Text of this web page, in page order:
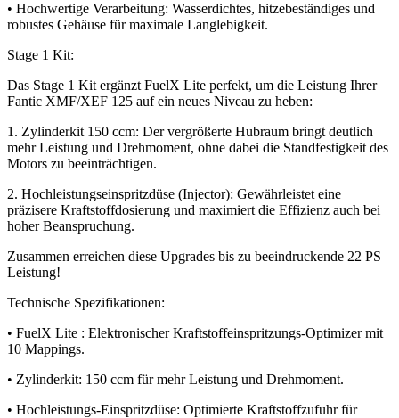
• Hochwertige Verarbeitung: Wasserdichtes, hitzebeständiges und
robustes Gehäuse für maximale Langlebigkeit.
Stage 1 Kit:
Das Stage 1 Kit ergänzt FuelX Lite perfekt, um die Leistung Ihrer
Fantic XMF/XEF 125 auf ein neues Niveau zu heben:
1. Zylinderkit 150 ccm: Der vergrößerte Hubraum bringt deutlich
mehr Leistung und Drehmoment, ohne dabei die Standfestigkeit des
Motors zu beeinträchtigen.
2. Hochleistungseinspritzdüse (Injector): Gewährleistet eine
präzisere Kraftstoffdosierung und maximiert die Effizienz auch bei
hoher Beanspruchung.
Zusammen erreichen diese Upgrades bis zu beeindruckende 22 PS
Leistung!
Technische Spezifikationen:
• FuelX Lite : Elektronischer Kraftstoffeinspritzungs-Optimizer mit
10 Mappings.
• Zylinderkit: 150 ccm für mehr Leistung und Drehmoment.
• Hochleistungs-Einspritzdüse: Optimierte Kraftstoffzufuhr für